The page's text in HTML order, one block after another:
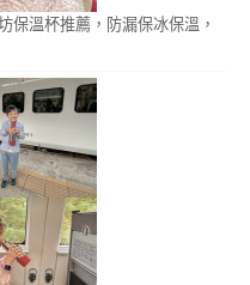
保溫杯推薦，防漏保冰保溫，